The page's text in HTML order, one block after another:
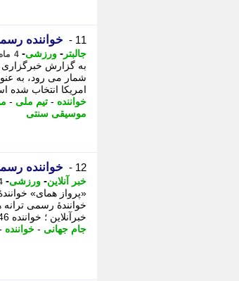
11 - خواننده
جالبتر - ورزشی- 4 ماه پیش - دوشنبه 31 فروردین 1405، 22:12
امریکا انتخاب شده
خواننده - تیم ملی -
موسیقی سنتی
12 - خواننده
خبر آنلاین- ورزشی- 4 ماه پیش -
خبرآنلاین ؛ خواننده 46 ...
جام جهانی - خواننده